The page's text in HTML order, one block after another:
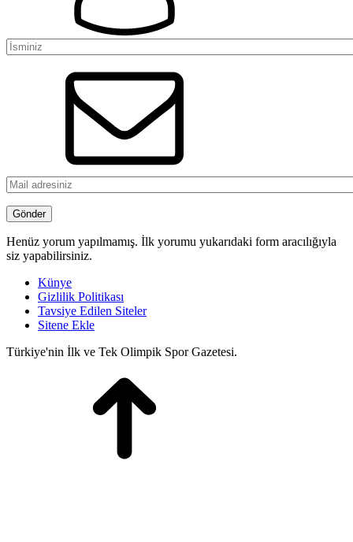
Henüz yorum yapılmamış. İlk yorumu yukarıdaki form aracılığıyla
siz yapabilirsiniz.
Künye
Gizlilik Politikası
Tavsiye Edilen Siteler
Sitene Ekle
Türkiye'nin İlk ve Tek Olimpik Spor Gazetesi.